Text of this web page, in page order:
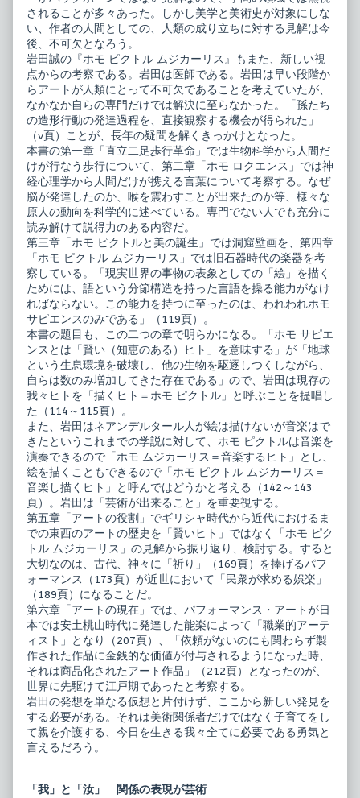
されることが多々あった。しかし美学と美術史が対象にしな
い、作者の人間としての、人類の成り立ちに対する見解は今
後、不可欠となろう。
岩田誠の『ホモ ピクトル ムジカーリス』もまた、新しい視
点からの考察である。岩田は医師である。岩田は早い段階か
らアートが人類にとって不可欠であることを考えていたが、
なかなか自らの専門だけでは解決に至らなかった。「孫たち
の造形行動の発達過程を、直接観察する機会が得られた」
（v頁）ことが、長年の疑問を解くきっかけとなった。
本書の第一章「直立二足歩行革命」では生物科学から人間だ
けが行なう歩行について、第二章「ホモ ロクエンス」では神
経心理学から人間だけが携える言葉について考察する。なぜ
脳が発達したのか、喉を震わすことが出来たのか等、様々な
原人の動向を科学的に述べている。専門でない人でも充分に
読み解けて説得力のある内容だ。
第三章「ホモ ピクトルと美の誕生」では洞窟壁画を、第四章
「ホモ ピクトル ムジカーリス」では旧石器時代の楽器を考
察している。「現実世界の事物の表象としての「絵」を描く
ためには、語という分節構造を持った言語を操る能力がなけ
ればならない。この能力を持つに至ったのは、われわれホモ
サピエンスのみである」（119頁）。
本書の題目も、この二つの章で明らかになる。「ホモ サピエ
ンスとは「賢い（知恵のある）ヒト」を意味する」が「地球
という生息環境を破壊し、他の生物を駆逐しつくしながら、
自らは数のみ増加してきた存在である」ので、岩田は現存の
我々ヒトを「描くヒト＝ホモ ピクトル」と呼ぶことを提唱し
た（114～115頁）。
また、岩田はネアンデルタール人が絵は描けないが音楽はで
きたというこれまでの学説に対して、ホモ ピクトルは音楽を
演奏できるので「ホモ ムジカーリス＝音楽するヒト」とし、
絵を描くこともできるので「ホモ ピクトル ムジカーリス＝
音楽し描くヒト」と呼んではどうかと考える（142～143
頁）。岩田は「芸術が出来ること」を重要視する。
第五章「アートの役割」でギリシャ時代から近代におけるま
での東西のアートの歴史を「賢いヒト」ではなく「ホモ ピク
トル ムジカーリス」の見解から振り返り、検討する。すると
大切なのは、古代、神々に「祈り」（169頁）を捧げるパフ
ォーマンス（173頁）が近世において「民衆が求める娯楽」
（189頁）になることだ。
第六章「アートの現在」では、パフォーマンス・アートが日
本では安土桃山時代に発達した能楽によって「職業的アーテ
ィスト」となり（207頁）、「依頼がないのにも関わらず製
作された作品に金銭的な価値が付与されるようになった時、
それは商品化されたアート作品」（212頁）となったのが、
世界に先駆けて江戸期であったと考察する。
岩田の発想を単なる仮想と片付けず、ここから新しい発見を
する必要がある。それは美術関係者だけではなく子育てをし
て親を介護する、今日を生きる我々全てに必要である勇気と
言えるだろう。
「我」と「汝」 関係の表現が芸術